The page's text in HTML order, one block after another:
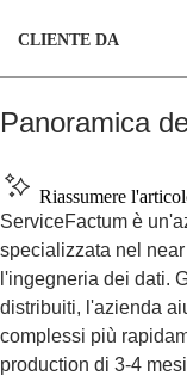
CLIENTE DA
Panoramica
Riassumere
ServiceFactum è
specializzata nel
l'ingegneria dei dati.
distribuiti, l'azienda
complessi più
production di 3-4